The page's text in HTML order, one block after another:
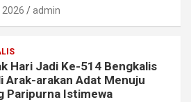
2026 admin
Hari Jadi Ke-514 Bengkalis
Arak-arakan Adat Menuju
Paripurna Istimewa